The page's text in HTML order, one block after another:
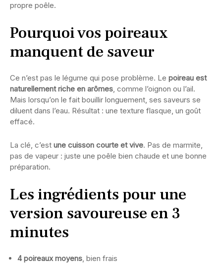
propre poêle.
Pourquoi vos poireaux
manquent de saveur
Ce n’est pas le légume qui pose problème. Le poireau est
naturellement riche en arômes, comme l’oignon ou l’ail.
Mais lorsqu’on le fait bouillir longuement, ses saveurs se
diluent dans l’eau. Résultat : une texture flasque, un goût
effacé.
La clé, c’est une cuisson courte et vive. Pas de marmite,
pas de vapeur : juste une poêle bien chaude et une bonne
préparation.
Les ingrédients pour une
version savoureuse en 3
minutes
4 poireaux moyens, bien frais